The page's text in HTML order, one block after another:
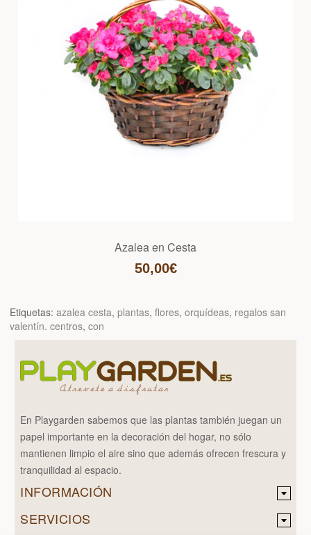
Azalea en Cesta
50,00€
Etiquetas: azalea cesta, plantas, flores, orquídeas, regalos san
valentín. centros, con
En Playgarden sabemos que las plantas también juegan un
papel importante en la decoración del hogar, no sólo
mantienen limpio el aire sino que además ofrecen frescura y
tranquilidad al espacio.
INFORMACIÓN
SERVICIOS